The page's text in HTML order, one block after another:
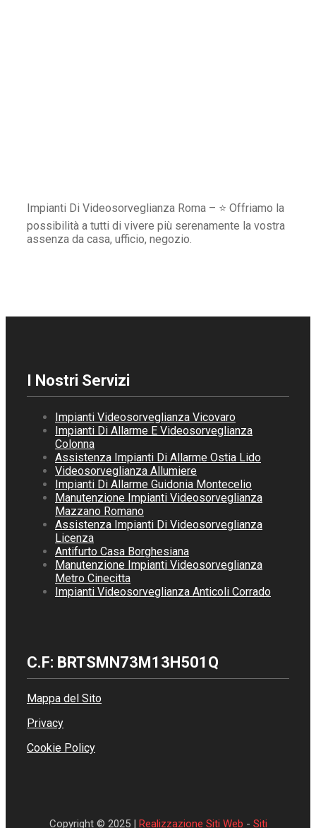
Impianti Di Videosorveglianza Roma – ⭐ Offriamo la
possibilità a tutti di vivere più serenamente la vostra
assenza da casa, ufficio, negozio.
I Nostri Servizi
Impianti Videosorveglianza Vicovaro
Impianti Di Allarme E Videosorveglianza
Colonna
Assistenza Impianti Di Allarme Ostia Lido
Videosorveglianza Allumiere
Impianti Di Allarme Guidonia Montecelio
Manutenzione Impianti Videosorveglianza
Mazzano Romano
Assistenza Impianti Di Videosorveglianza
Licenza
Antifurto Casa Borghesiana
Manutenzione Impianti Videosorveglianza
Metro Cinecitta
Impianti Videosorveglianza Anticoli Corrado
C.F: BRTSMN73M13H501Q
Mappa del Sito
Privacy
Cookie Policy
Copyright © 2025 | Realizzazione Siti Web - Siti